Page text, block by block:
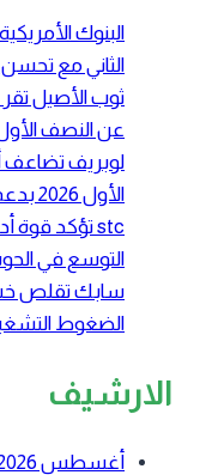
البنوك
الثاني مع تحسن
عن النصف الأول 2026
الأول 2026 بدعم ارتفاع أسعار زيوت الأساس
التوسع في
الضغوط
الارشيف
أغسطس 2026